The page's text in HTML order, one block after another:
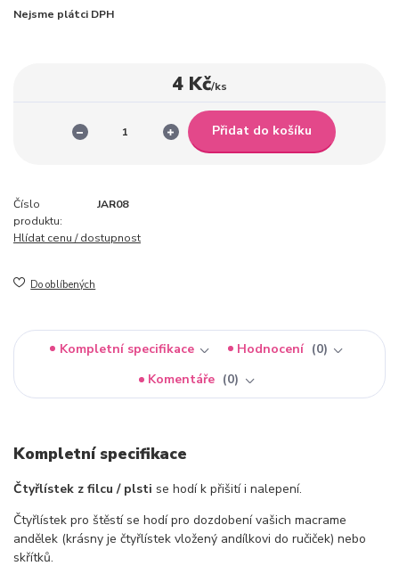
Nejsme plátci DPH
4 Kč/ks
Přidat do košíku
Číslo
produktu:
JAR08
Hlídat cenu / dostupnost
Do oblíbených
Kompletní specifikace Hodnocení
0
Komentáře
0
Kompletní specifikace
Čtyřlístek z filcu / plsti se hodí k přišití i nalepení.
Čtyřlístek pro štěstí se hodí pro dozdobení vašich macrame
andělek (krásny je čtyřlístek vložený andílkovi do ručiček) nebo
skřítků.